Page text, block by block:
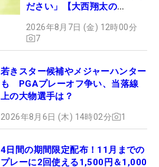
ださい」【大西翔太の
2026年8月7日 (金) 12時00分
7
若きスター候補やメジャーハンター
も PGAプレーオフ争い、当落線
上の大物選手は？
2026年8月6日 (木) 14時02分 1
4日間の期間限定配布！11月までの
プレーに2回使える1,500円＆1,000